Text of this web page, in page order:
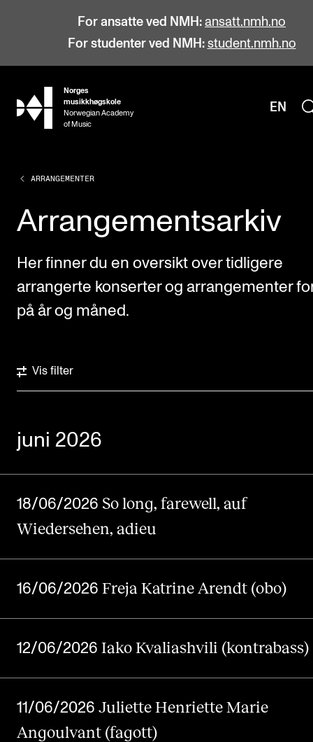
For ansatte ved NMH: ansatt.nmh.no
For studenter ved NMH: student.nmh.no
hjem
Norges
musikkhøgskole
Norwegian Academy
of Music
EN
STUDIER
Alle studier
Bachelor
Master
Doktorgrad
Årsstudium og videreutdanning
Søknad og opptak
Salane våre
Studentutvalet SUT (student.nmh.no)
FORSKNING
Publikasjoner
ARRANGEMENTER
Arrangementsarkiv
Her finner du en oversikt over tidligere
arrangerte konserter og arrangementer
på år og måned.
Vis filter
juni 2026
18/06/2026 So long, farewell, auf
Wiedersehen, adieu
16/06/2026 Freja Katrine Arendt (obo)
12/06/2026 Iako Kvaliashvili (kontrabass)
11/06/2026 Juliette Henriette Marie
Angoulvant (fagott)